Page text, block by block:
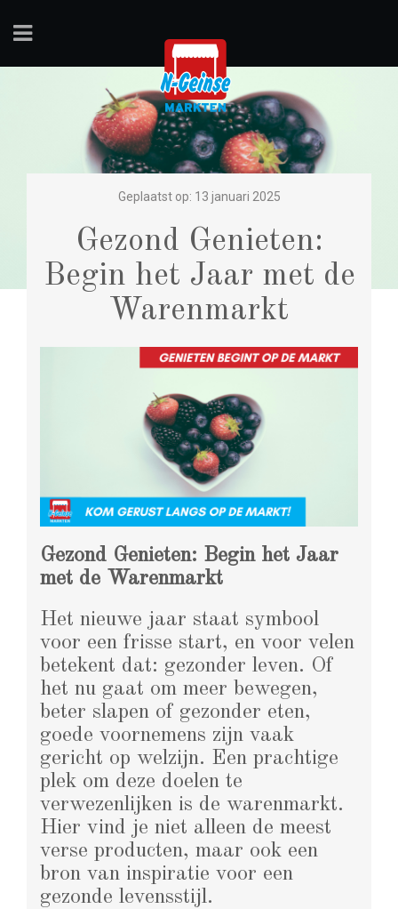
Geplaatst op: 13 januari 2025
Gezond Genieten:
Begin het Jaar met de
Warenmarkt
Gezond Genieten: Begin het Jaar
met de Warenmarkt
Het nieuwe jaar staat symbool
voor een frisse start, en voor velen
betekent dat: gezonder leven. Of
het nu gaat om meer bewegen,
beter slapen of gezonder eten,
goede voornemens zijn vaak
gericht op welzijn. Een prachtige
plek om deze doelen te
verwezenlijken is de warenmarkt.
Hier vind je niet alleen de meest
verse producten, maar ook een
bron van inspiratie voor een
gezonde levensstijl.